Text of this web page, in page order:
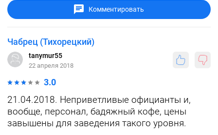
Комментировать
Чабрец (Тихорецкий)
tanymur55
22 апреля 2018
3.0
21.04.2018. Неприветливые официанты и,
вообще, персонал, бадяжный кофе, цены
завышены для заведения такого уровня.